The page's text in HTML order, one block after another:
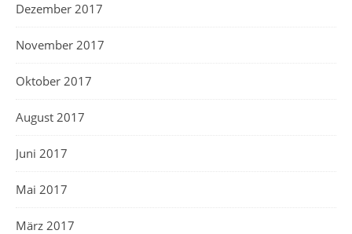
Dezember 2017
November 2017
Oktober 2017
August 2017
Juni 2017
Mai 2017
März 2017